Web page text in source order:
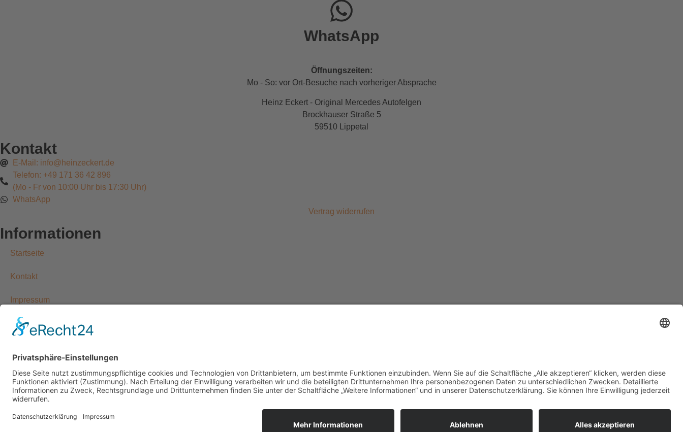
WhatsApp
Öffnungszeiten:
Mo - So: vor Ort-Besuche nach vorheriger Absprache
Heinz Eckert - Original Mercedes Autofelgen
Brockhauser Straße 5
59510 Lippetal
Kontakt
E-Mail: info@heinzeckert.de
Telefon: +49 171 36 42 896
(Mo - Fr von 10:00 Uhr bis 17:30 Uhr)
WhatsApp
Vertrag widerrufen
Informationen
Startseite
Kontakt
Impressum
Datenschutzerklärung
Widerrufsbelehrung
Versandarten
Zahlungsarten